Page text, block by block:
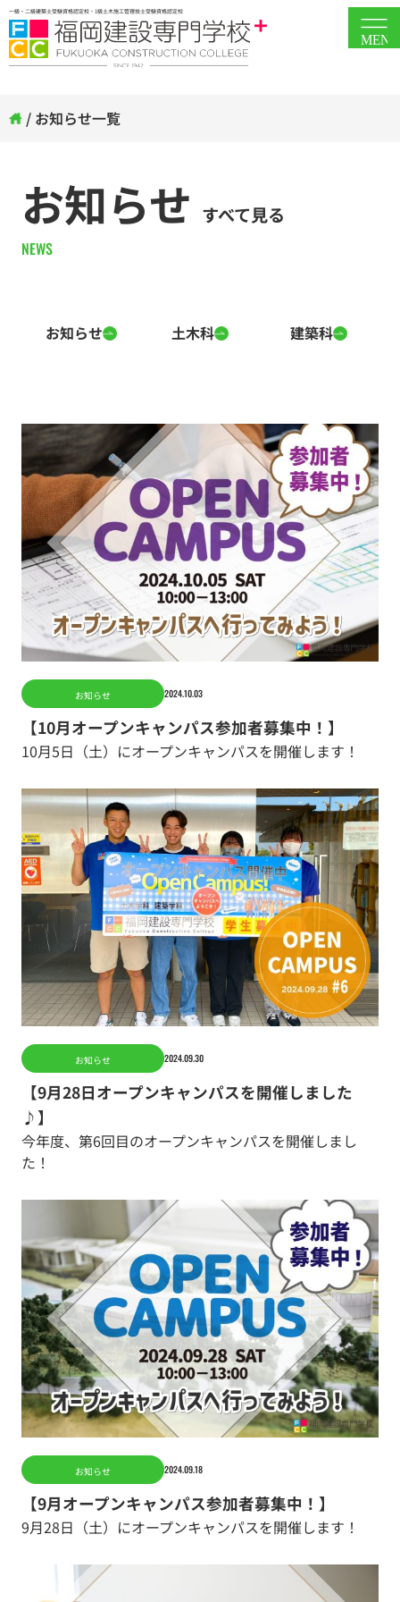
一級・二級建築士受験資格認定校・1級土木施工管理技士受験資格認定校
MENU
/ お知らせ一覧
お知らせ すべて見る
NEWS
お知らせ 土木科 建築科
お知らせ 2024.10.03
【10月オープンキャンパス参加者募集中！】
10月5日（土）にオープンキャンパスを開催します！
お知らせ 2024.09.30
【9月28日オープンキャンパスを開催しました
♪】
今年度、第6回目のオープンキャンパスを開催しまし
た！
お知らせ 2024.09.18
【9月オープンキャンパス参加者募集中！】
9月28日（土）にオープンキャンパスを開催します！